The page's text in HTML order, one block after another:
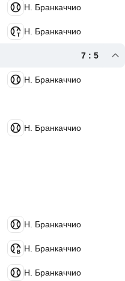
Н. Бранкаччио
Н. Бранкаччио
7 : 5
Н. Бранкаччио
Н. Бранкаччио
Н. Бранкаччио
Н. Бранкаччио
Н. Бранкаччио